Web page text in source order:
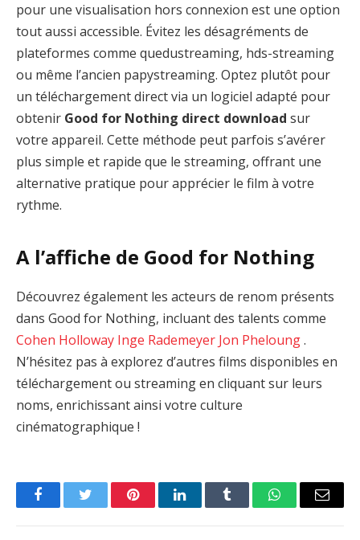
pour une visualisation hors connexion est une option
tout aussi accessible. Évitez les désagréments de
plateformes comme quedustreaming, hds-streaming
ou même l’ancien papystreaming. Optez plutôt pour
un téléchargement direct via un logiciel adapté pour
obtenir Good for Nothing direct download sur
votre appareil. Cette méthode peut parfois s’avérer
plus simple et rapide que le streaming, offrant une
alternative pratique pour apprécier le film à votre
rythme.
A l’affiche de Good for Nothing
Découvrez également les acteurs de renom présents
dans Good for Nothing, incluant des talents comme
Cohen Holloway Inge Rademeyer Jon Pheloung.
N’hésitez pas à explorez d’autres films disponibles en
téléchargement ou streaming en cliquant sur leurs
noms, enrichissant ainsi votre culture
cinématographique !
FacebookTwitter PinterestLinkedInTumblr WhatsAppEmail